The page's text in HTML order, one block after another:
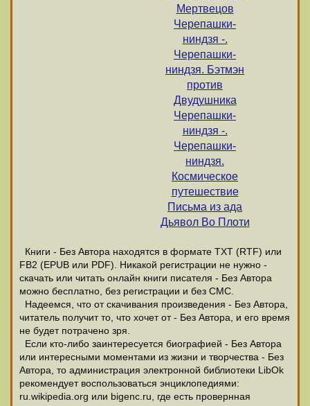
Мертвецов
Черепашки-
ниндзя -.
Черепашки-
ниндзя. Бэтмэн
против
Двудушника
Черепашки-
ниндзя -.
Черепашки-
ниндзя.
Космическое
путешествие
Письма из ада
Дьявол Во Плоти
Книги - Без Автора находятся в формате ТХТ (RTF) или
FB2 (EPUB или PDF). Никакой регистрации не нужно -
скачать или читать онлайн книги писателя - Без Автора
можно бесплатно, без регистрации и без СМС.
Надеемся, что от скачивания произведения - Без Автора,
читатель получит то, что хочет от - Без Автора, и его время
не будет потрачено зря.
Если кто-либо заинтересуется биографией - Без Автора
или интересными моментами из жизни и творчества - Без
Автора, то администрация электронной библиотеки LibOk
рекомендует воспользоваться энциклопедиями:
ru.wikipedia.org или bigenc.ru, где есть провернная